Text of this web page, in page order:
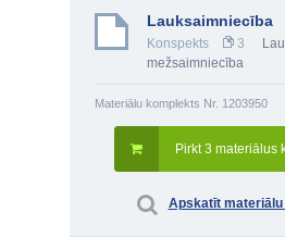
Lauksaimniecība
Konspekts 3
mežsaimniecība
Materiālu komplekts Nr. 1203950
Pirkt 3 materiālus
Apskatīt